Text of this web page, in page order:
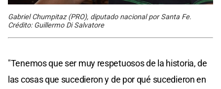
Gabriel Chumpitaz (PRO), diputado nacional por Santa Fe.
Crédito: Guillermo Di Salvatore
"Tenemos que ser muy respetuosos de la historia, de
las cosas que sucedieron y de por qué sucedieron en